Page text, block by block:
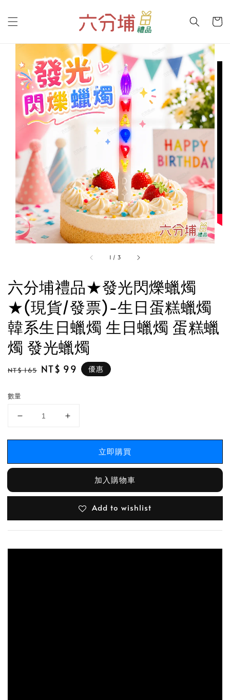
1 / 3
六分埔禮品★發光閃爍蠟燭
★(現貨/發票)-生日蛋糕蠟燭
韓系生日蠟燭 生日蠟燭 蛋糕蠟
燭 發光蠟燭
Regular
NT$ 165 Sale
NT$ 99 優惠
數量
立即購買
加入購物車
Add to wishlist